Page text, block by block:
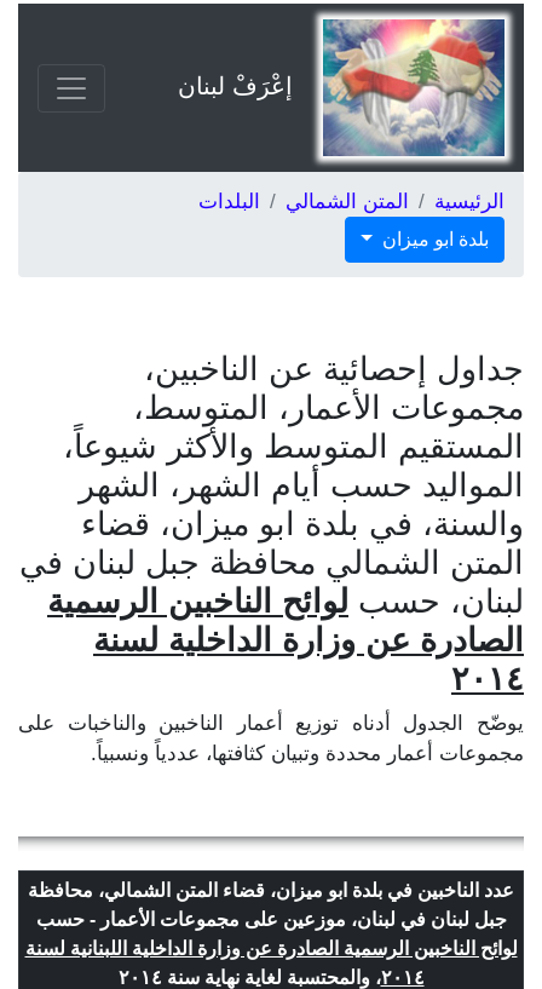
إعْرَفْ لبنان
الرئيسية المتن الشمالي البلدات
بلدة ابو ميزان
جداول إحصائية عن الناخبين،
مجموعات الأعمار، المتوسط،
المستقيم المتوسط والأكثر شيوعاً،
المواليد حسب أيام الشهر، الشهر
والسنة، في بلدة ابو ميزان، قضاء
المتن الشمالي محافظة جبل لبنان في
لبنان، حسب لوائح الناخبين الرسمية
الصادرة عن وزارة الداخلية لسنة
٢٠١٤
يوضّح الجدول أدناه توزيع أعمار الناخبين والناخبات على
مجموعات أعمار محددة وتبيان كثافتها، عددياً ونسبياً.
عدد الناخبين في بلدة ابو ميزان، قضاء المتن الشمالي، محافظة
جبل لبنان في لبنان، موزعين على مجموعات الأعمار - حسب
لوائح الناخبين الرسمية الصادرة عن وزارة الداخلية اللبنانية لسنة
٢٠١٤، والمحتسبة لغاية نهاية سنة ٢٠١٤